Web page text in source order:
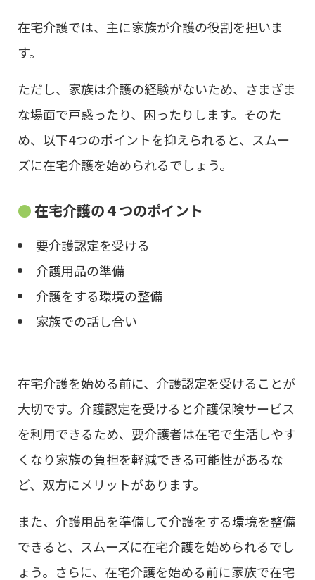
在宅介護では、主に家族が介護の役割を担いま
す。
ただし、家族は介護の経験がないため、さまざま
な場面で戸惑ったり、困ったりします。そのた
め、以下4つのポイントを抑えられると、スムー
ズに在宅介護を始められるでしょう。
在宅介護の４つのポイント
要介護認定を受ける
介護用品の準備
介護をする環境の整備
家族での話し合い
在宅介護を始める前に、介護認定を受けることが
大切です。介護認定を受けると介護保険サービス
を利用できるため、要介護者は在宅で生活しやす
くなり家族の負担を軽減できる可能性があるな
ど、双方にメリットがあります。
また、介護用品を準備して介護をする環境を整備
できると、スムーズに在宅介護を始められるでし
ょう。さらに、在宅介護を始める前に家族で在宅